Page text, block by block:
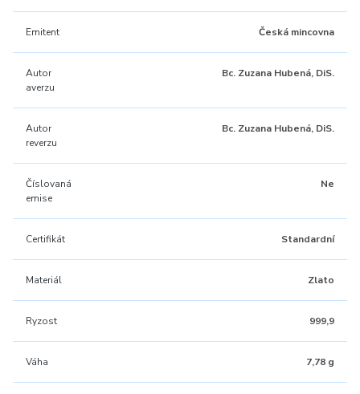
Emitent Česká mincovna
Autor
averzu
Bc. Zuzana Hubená, DiS.
Autor
reverzu
Bc. Zuzana Hubená, DiS.
Číslovaná
emise
Ne
Certifikát Standardní
Materiál Zlato
Ryzost 999,9
Váha 7,78 g